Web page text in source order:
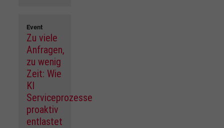
Event
Zu viele
Anfragen,
zu wenig
Zeit: Wie
KI
Serviceprozesse
proaktiv
entlastet